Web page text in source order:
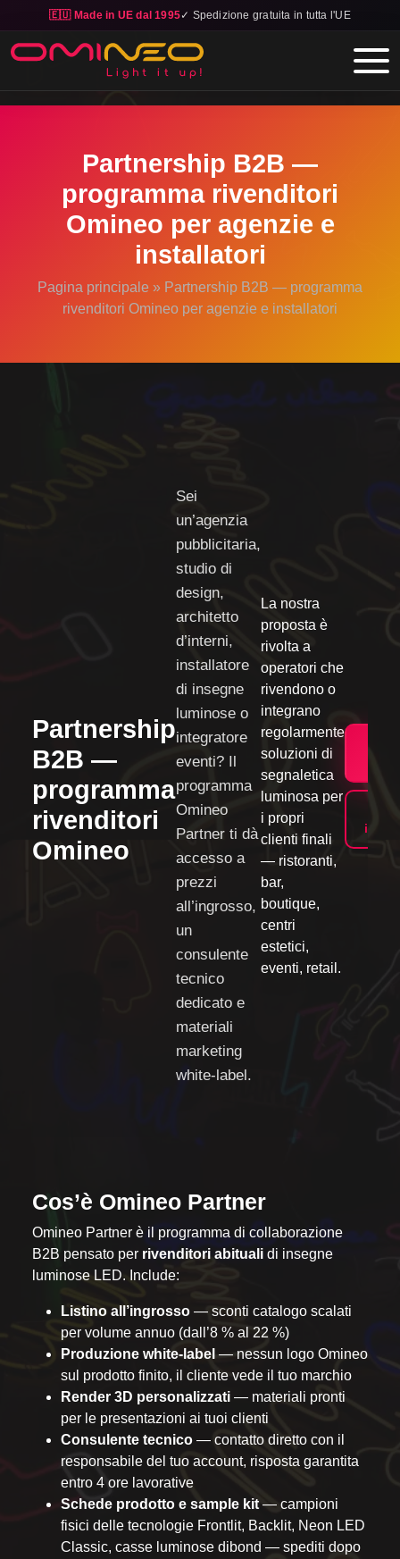
🇪🇺 Made in UE dal 1995✓ Spedizione gratuita in tutta l'UE
Skip to main content
Partnership B2B —
programma rivenditori
Omineo per agenzie e
installatori
Pagina principale » Partnership B2B — programma
rivenditori Omineo per agenzie e installatori
Partnership
B2B —
programma
rivenditori
Omineo
Sei
un’agenzia
pubblicitaria,
studio di
design,
architetto
d’interni,
installatore
di insegne
luminose o
integratore
eventi? Il
programma
Omineo
Partner ti dà
accesso a
prezzi
all’ingrosso,
un
consulente
tecnico
dedicato e
materiali
marketing
white-label.
La nostra
proposta è
rivolta a
operatori che
rivendono o
integrano
regolarmente
soluzioni di
segnaletica
luminosa per
i propri
clienti finali
— ristoranti,
bar,
boutique,
centri
estetici,
eventi, retail.
Cos’è Omineo Partner
Omineo Partner è il programma di collaborazione
B2B pensato per rivenditori abituali di insegne
luminose LED. Include:
Listino all’ingrosso — sconti catalogo scalati
per volume annuo (dall’8 % al 22 %)
Produzione white-label — nessun logo Omineo
sul prodotto finito, il cliente vede il tuo marchio
Render 3D personalizzati — materiali pronti
per le presentazioni ai tuoi clienti
Consulente tecnico — contatto diretto con il
responsabile del tuo account, risposta garantita
entro 4 ore lavorative
Schede prodotto e sample kit— campioni
fisici delle tecnologie Frontlit, Backlit, Neon LED
Classic, casse luminose dibond — spediti dopo